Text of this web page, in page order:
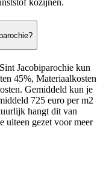
kozijnen.
Jacobiparochie kun
45%, Materiaalkosten
Gemiddeld kun je
725 euro per m2
hangt dit van
uiteen gezet voor meer